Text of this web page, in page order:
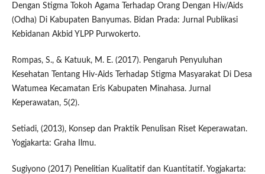
Dengan Stigma Tokoh Agama Terhadap Orang Dengan Hiv/Aids
(Odha) Di Kabupaten Banyumas. Bidan Prada: Jurnal Publikasi
Kebidanan Akbid YLPP Purwokerto.
Rompas, S., & Katuuk, M. E. (2017). Pengaruh Penyuluhan
Kesehatan Tentang Hiv-Aids Terhadap Stigma Masyarakat Di Desa
Watumea Kecamatan Eris Kabupaten Minahasa. Jurnal
Keperawatan, 5(2).
Setiadi, (2013), Konsep dan Praktik Penulisan Riset Keperawatan.
Yogjakarta: Graha Ilmu.
Sugiyono (2017) Penelitian Kualitatif dan Kuantitatif. Yogjakarta: